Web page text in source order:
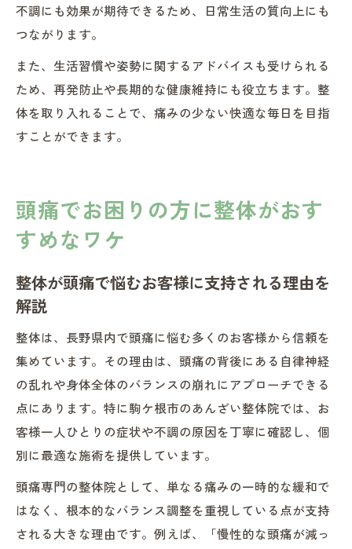
不調にも効果が期待できるため、日常生活の質向上にも
つながります。
また、生活習慣や姿勢に関するアドバイスも受けられる
ため、再発防止や長期的な健康維持にも役立ちます。整
体を取り入れることで、痛みの少ない快適な毎日を目指
すことができます。
頭痛でお困りの方に整体がおす
すめなワケ
整体が頭痛で悩むお客様に支持される理由を
解説
整体は、長野県内で頭痛に悩む多くのお客様から信頼を
集めています。その理由は、頭痛の背後にある自律神経
の乱れや身体全体のバランスの崩れにアプローチできる
点にあります。特に駒ケ根市のあんざい整体院では、お
客様一人ひとりの症状や不調の原因を丁寧に確認し、個
別に最適な施術を提供しています。
頭痛専門の整体院として、単なる痛みの一時的な緩和で
はなく、根本的なバランス調整を重視している点が支持
される大きな理由です。例えば、「慢性的な頭痛が減っ